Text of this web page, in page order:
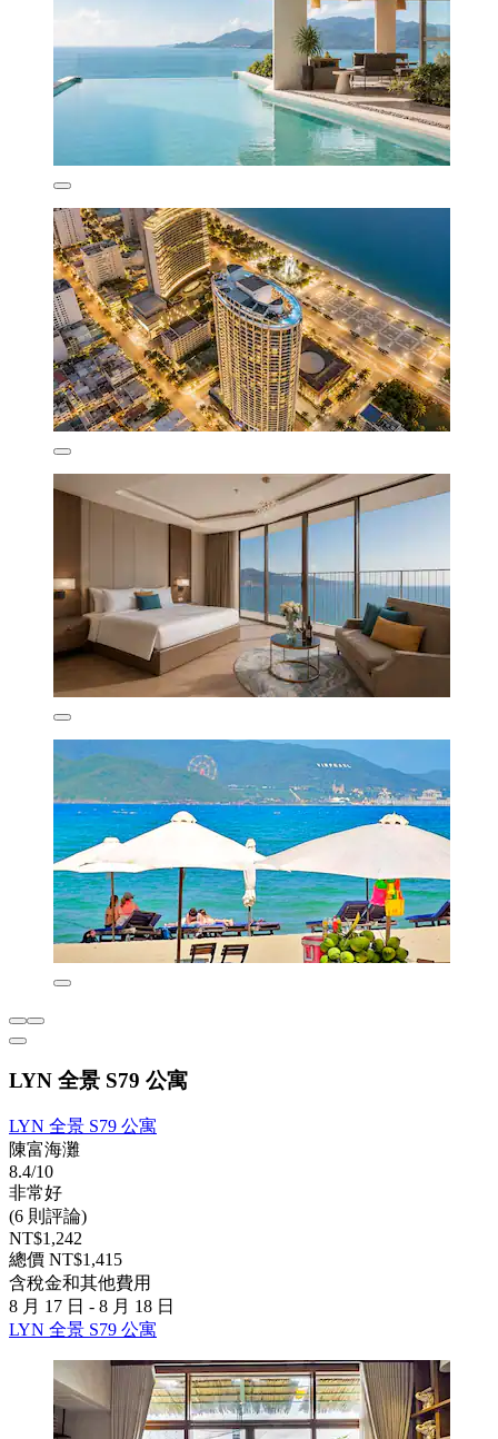
LYN 全景 S79 公寓
LYN 全景 S79 公寓
陳富海灘
8.4/10
非常好
(6 則評論)
NT$1,242
總價 NT$1,415
含稅金和其他費用
8 月 17 日 - 8 月 18 日
LYN 全景 S79 公寓